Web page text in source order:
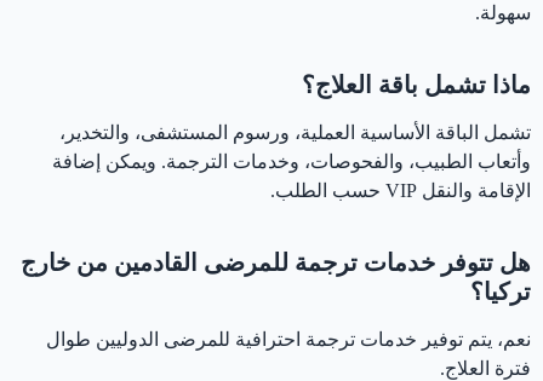
سهولة.
ماذا تشمل باقة العلاج؟
تشمل الباقة الأساسية العملية، ورسوم المستشفى، والتخدير،
وأتعاب الطبيب، والفحوصات، وخدمات الترجمة. ويمكن إضافة
الإقامة والنقل VIP حسب الطلب.
هل تتوفر خدمات ترجمة للمرضى القادمين من خارج
تركيا؟
نعم، يتم توفير خدمات ترجمة احترافية للمرضى الدوليين طوال
فترة العلاج.